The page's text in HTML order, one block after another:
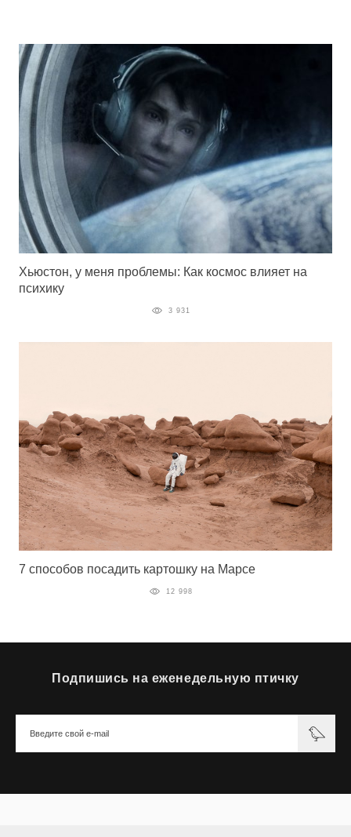
Хьюстон, у меня проблемы: Как космос влияет на
психику
3 931
7 способов посадить картошку на Марсе
12 998
Подпишись на еженедельную птичку